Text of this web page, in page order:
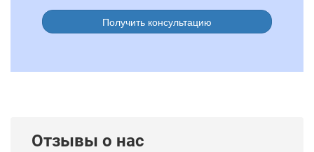
Получить консультацию
Отзывы о нас